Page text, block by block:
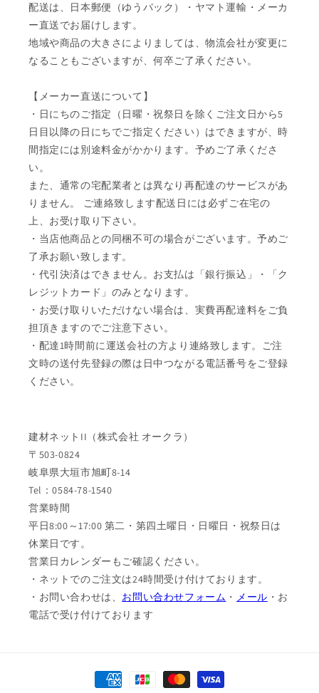
配送は、日本郵便（ゆうパック）・ヤマト運輸・メーカ
ー直送でお届けします。
地域や商品の大きさによりましては、物流会社が変更に
なることもございますが、何卒ご了承ください。
【メーカー直送について】
・日にちのご指定（日曜・祝祭日を除くご注文日から5
日目以降の日にちでご指定ください）はできますが、時
間指定には別途料金がかかります。予めご了承くださ
い。
また、通常の宅配業者とは異なり再配達のサービスがあ
りません。 ご連絡致します配送日には必ずご在宅の
上、お受け取り下さい。
・当店他商品との同梱不可の場合がございます。予めご
了承お願い致します。
・代引決済はできません。お支払は「銀行振込」・「ク
レジットカード」のみとなります。
・お受け取りいただけない場合は、実費再配達料をご負
担頂きますのでご注意下さい。
・配達1時間前に運送会社の方より連絡致します。ご注
文時の送付先登録の際は日中つながる電話番号をご登録
ください。
建材ネットII（株式会社 オークラ）
〒503-0824
岐阜県大垣市旭町8-14
Tel：0584-78-1540
営業時間
平日8:00～17:00 第二・第四土曜日・日曜日・祝祭日は
休業日です。
営業日カレンダーもご確認ください。
・ネットでのご注文は24時間受け付けております。
・お問い合わせは、 お問い合わせフォーム ・ メール ・お
電話で受け付けております
決